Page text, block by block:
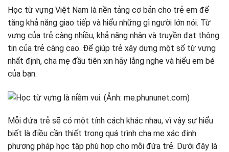
Học từ vựng Việt Nam là nền tảng cơ bản cho trẻ em để
tăng khả năng giao tiếp và hiểu những gì người lớn nói. Từ
vựng của trẻ càng nhiều, khả năng nhận và truyền đạt thông
tin của trẻ càng cao. Để giúp trẻ xây dựng một số từ vựng
nhất định, cha mẹ đầu tiên xin hãy lắng nghe và hiểu em bé
của bạn.
Mỗi đứa trẻ sẽ có một tính cách khác nhau, vì vậy sự hiểu
biết là điều cần thiết trong quá trình cha mẹ xác định
phương pháp học tập phù hợp cho mỗi đứa trẻ. Dưới đây là